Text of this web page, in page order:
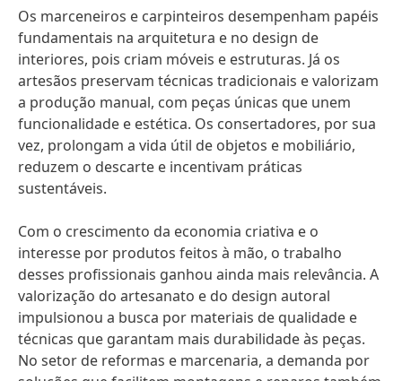
Os marceneiros e carpinteiros desempenham papéis
fundamentais na arquitetura e no design de
interiores, pois criam móveis e estruturas. Já os
artesãos preservam técnicas tradicionais e valorizam
a produção manual, com peças únicas que unem
funcionalidade e estética. Os consertadores, por sua
vez, prolongam a vida útil de objetos e mobiliário,
reduzem o descarte e incentivam práticas
sustentáveis.
Com o crescimento da economia criativa e o
interesse por produtos feitos à mão, o trabalho
desses profissionais ganhou ainda mais relevância. A
valorização do artesanato e do design autoral
impulsionou a busca por materiais de qualidade e
técnicas que garantam mais durabilidade às peças.
No setor de reformas e marcenaria, a demanda por